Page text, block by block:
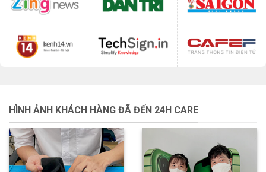
HÌNH ẢNH KHÁCH HÀNG ĐÃ ĐẾN 24H CARE